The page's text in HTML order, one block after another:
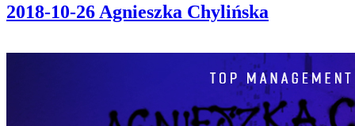
2018-10-26 Agnieszka Chylińska